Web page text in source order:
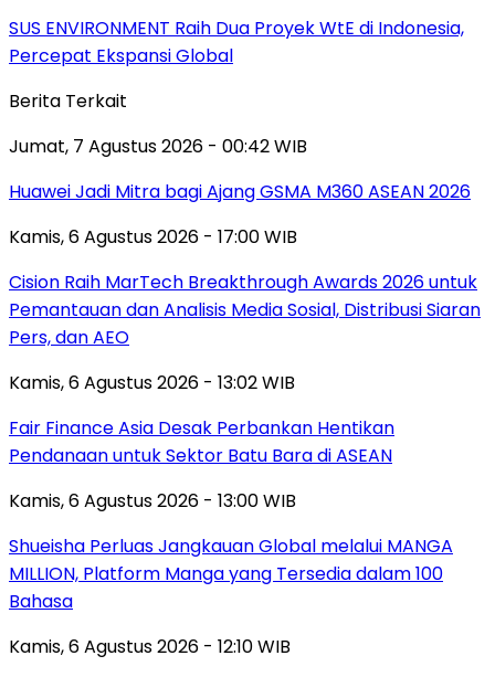
SUS ENVIRONMENT Raih Dua Proyek WtE di Indonesia,
Percepat Ekspansi Global
Berita Terkait
Jumat, 7 Agustus 2026 - 00:42 WIB
Huawei Jadi Mitra bagi Ajang GSMA M360 ASEAN 2026
Kamis, 6 Agustus 2026 - 17:00 WIB
Cision Raih MarTech Breakthrough Awards 2026 untuk
Pemantauan dan Analisis Media Sosial, Distribusi Siaran
Pers, dan AEO
Kamis, 6 Agustus 2026 - 13:02 WIB
Fair Finance Asia Desak Perbankan Hentikan
Pendanaan untuk Sektor Batu Bara di ASEAN
Kamis, 6 Agustus 2026 - 13:00 WIB
Shueisha Perluas Jangkauan Global melalui MANGA
MILLION, Platform Manga yang Tersedia dalam 100
Bahasa
Kamis, 6 Agustus 2026 - 12:10 WIB